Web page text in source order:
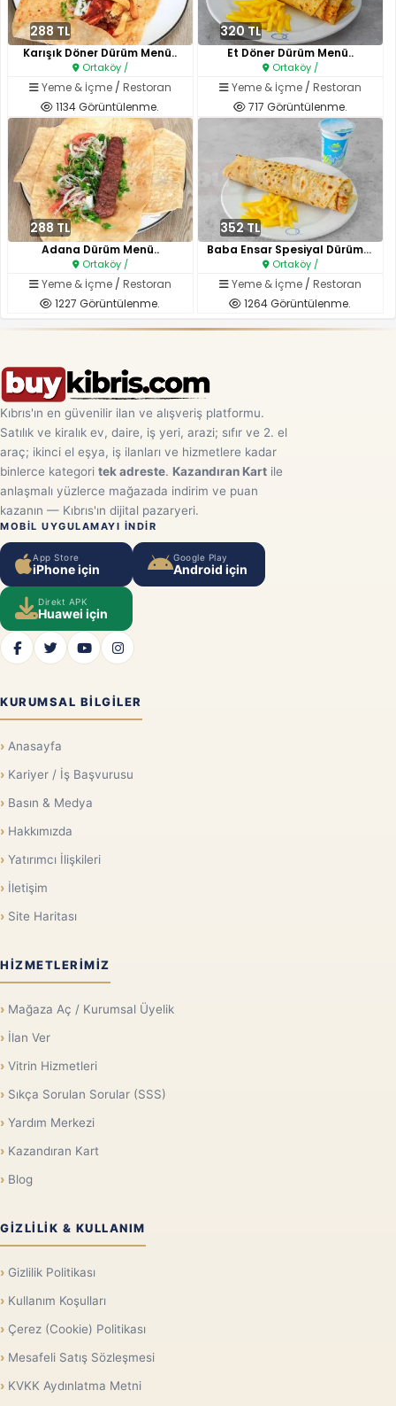
288 TL
Karışık Döner Dürüm Menü..
Ortaköy /
Yeme & İçme/ Restoran
1134 Görüntülenme.
320 TL
Et Döner Dürüm Menü..
Ortaköy /
Yeme & İçme/ Restoran
717 Görüntülenme.
288 TL
Adana Dürüm Menü..
Ortaköy /
Yeme & İçme/ Restoran
1227 Görüntülenme.
352 TL
Baba Ensar Spesiyal Dürüm Menü..
Ortaköy /
Yeme & İçme/ Restoran
1264 Görüntülenme.
Kıbrıs'ın en güvenilir ilan ve alışveriş platformu.
Satılık ve kiralık ev, daire, iş yeri, arazi; sıfır ve 2. el
araç; ikinci el eşya, iş ilanları ve hizmetlere kadar
binlerce kategori tek adreste. Kazandıran Kart ile
anlaşmalı yüzlerce mağazada indirim ve puan
kazanın — Kıbrıs'ın dijital pazaryeri.
MOBIL UYGULAMAYI INDIR
App Store
iPhone için
Google Play
Android için
Direkt APK
Huawei için
KURUMSAL BILGILER
Anasayfa
Kariyer / İş Başvurusu
Basın & Medya
Hakkımızda
Yatırımcı İlişkileri
İletişim
Site Haritası
HIZMETLERIMIZ
Mağaza Aç / Kurumsal Üyelik
İlan Ver
Vitrin Hizmetleri
Sıkça Sorulan Sorular (SSS)
Yardım Merkezi
Kazandıran Kart
Blog
GIZLILIK & KULLANIM
Gizlilik Politikası
Kullanım Koşulları
Çerez (Cookie) Politikası
Mesafeli Satış Sözleşmesi
KVKK Aydınlatma Metni